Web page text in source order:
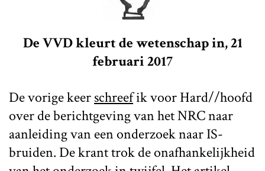
De VVD kleurt de wetenschap in, 21
februari 2017
De vorige keerschreefik voor Hard//hoofd
over de berichtgeving van het NRC naar
aanleiding van een onderzoek naar IS-
bruiden. De krant trok de onafhankelijkheid